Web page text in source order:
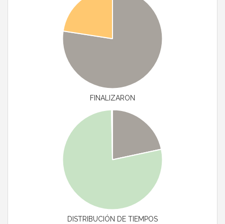
FINALIZARON
DISTRIBUCIÓN DE TIEMPOS